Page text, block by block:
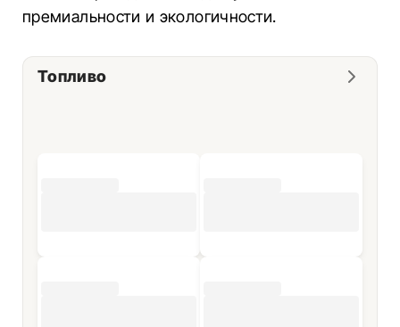
премиальности и экологичности.
Топливо